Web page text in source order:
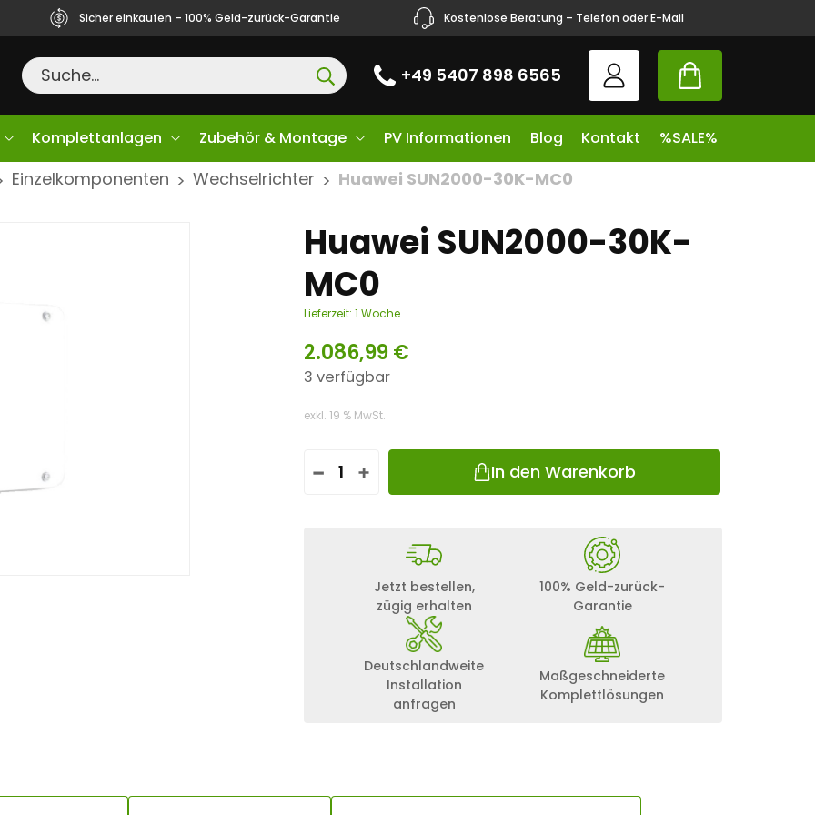
Sicher einkaufen – 100% Geld-zurück-Garantie Kostenlose Beratung – Telefon oder E-Mail
+49 5407 898 6565
Komplettanlagen Zubehör & Montage PV Informationen Blog Kontakt %SALE%
Einzelkomponenten > Wechselrichter > Huawei SUN2000-30K-MC0
Huawei SUN2000-30K-
MC0
Lieferzeit: 1 Woche
2.086,99€
3 verfügbar
exkl. 19 % MwSt.
H
In den Warenkorb
Jetzt bestellen,
zügig erhalten
100% Geld-zurück-
Garantie
Deutschlandweite
Installation
anfragen
Maßgeschneiderte
Komplettlösungen